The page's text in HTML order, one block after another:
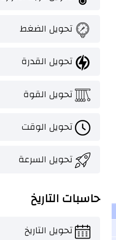
تحويل الضغط
تحويل القدرة
تحويل القوة
تحويل الوقت
تحويل السرعة
حاسبات التاريخ
تحويل التاريخ